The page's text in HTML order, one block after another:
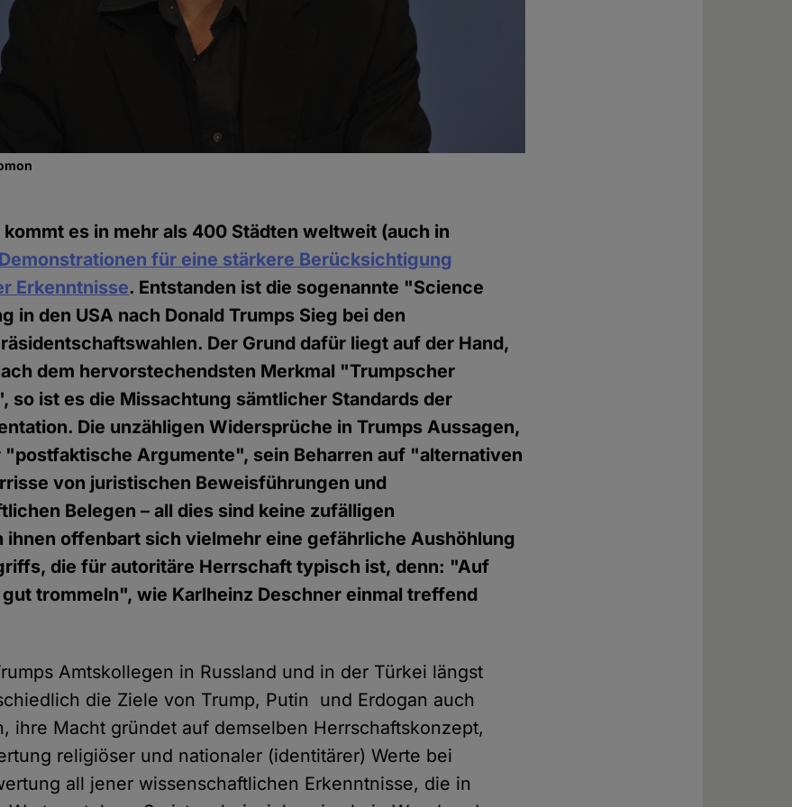
es in mehr als 400 Städten weltweit (auch in
Demonstrationen für eine stärkere Berücksichtigung
Erkenntnisse. Entstanden ist die sogenannte "Science
in den USA nach Donald Trumps Sieg bei den
Der Grund dafür liegt auf der Hand,
dem hervorstechendsten Merkmal "Trumpscher
so ist es die Missachtung sämtlicher Standards der
Die unzähligen Widersprüche in Trumps Aussagen,
"postfaktische Argumente", sein Beharren auf "alternativen
von juristischen Beweisführungen und
Belegen – all dies sind keine zufälligen
ihnen offenbart sich vielmehr eine gefährliche Aushöhlung
die für autoritäre Herrschaft typisch ist, denn: "Auf
trommeln", wie Karlheinz Deschner einmal treffend
Amtskollegen in Russland und in der Türkei längst
die Ziele von Trump, Putin und Erdogan auch
ihre Macht gründet auf demselben Herrschaftskonzept,
religiöser und nationaler (identitärer) Werte bei
all jener wissenschaftlichen Erkenntnisse, die in